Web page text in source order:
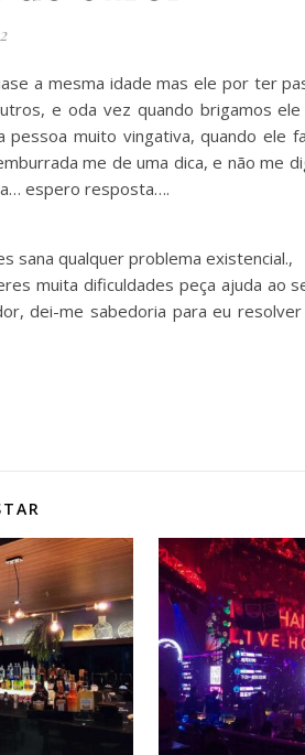
a mesma idade mas ele por ter
e oda vez quando brigamos
muito vingativa, quando ele
me de uma dica, e não me
espero resposta….
sana qualquer problema existencial.,
muita dificuldades peça ajuda ao
dei-me sabedoria para eu